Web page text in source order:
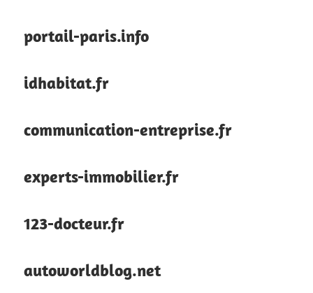
portail-paris.info
idhabitat.fr
communication-entreprise.fr
experts-immobilier.fr
123-docteur.fr
autoworldblog.net